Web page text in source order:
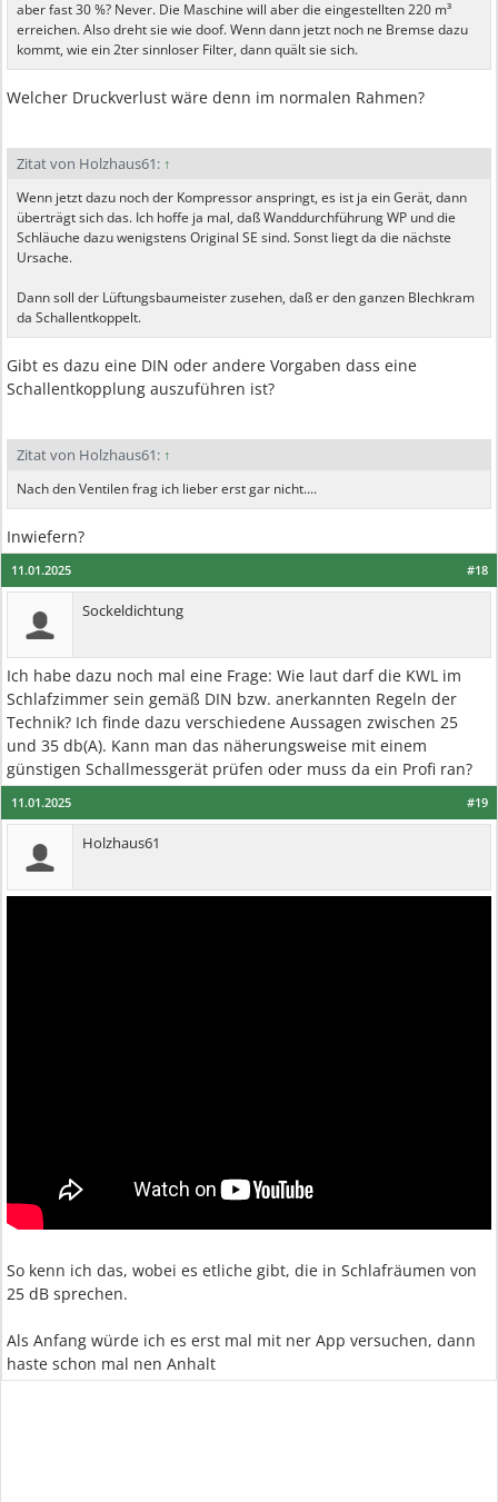
aber fast 30 %? Never. Die Maschine will aber die eingestellten 220 m³
erreichen. Also dreht sie wie doof. Wenn dann jetzt noch ne Bremse dazu
kommt, wie ein 2ter sinnloser Filter, dann quält sie sich.
Welcher Druckverlust wäre denn im normalen Rahmen?
Zitat von Holzhaus61: ↑
Wenn jetzt dazu noch der Kompressor anspringt, es ist ja ein Gerät, dann
überträgt sich das. Ich hoffe ja mal, daß Wanddurchführung WP und die
Schläuche dazu wenigstens Original SE sind. Sonst liegt da die nächste
Ursache.
Dann soll der Lüftungsbaumeister zusehen, daß er den ganzen Blechkram
da Schallentkoppelt.
Gibt es dazu eine DIN oder andere Vorgaben dass eine
Schallentkopplung auszuführen ist?
Zitat von Holzhaus61: ↑
Nach den Ventilen frag ich lieber erst gar nicht....
Inwiefern?
#18
11.01.2025
Sockeldichtung
Ich habe dazu noch mal eine Frage: Wie laut darf die KWL im
Schlafzimmer sein gemäß DIN bzw. anerkannten Regeln der
Technik? Ich finde dazu verschiedene Aussagen zwischen 25
und 35 db(A). Kann man das näherungsweise mit einem
günstigen Schallmessgerät prüfen oder muss da ein Profi ran?
#19
11.01.2025
Holzhaus61
So kenn ich das, wobei es etliche gibt, die in Schlafräumen von
25 dB sprechen.
Als Anfang würde ich es erst mal mit ner App versuchen, dann
haste schon mal nen Anhalt